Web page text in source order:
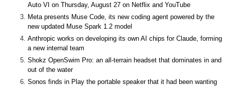
Auto VI on Thursday, August 27 on Netflix and YouTube
Meta presents Muse Code, its new coding agent powered by the
new updated Muse Spark 1.2 model
Anthropic works on developing its own AI chips for Claude, forming
a new internal team
Shokz OpenSwim Pro: an all-terrain headset that dominates in and
out of the water
Sonos finds in Play the portable speaker that it had been wanting